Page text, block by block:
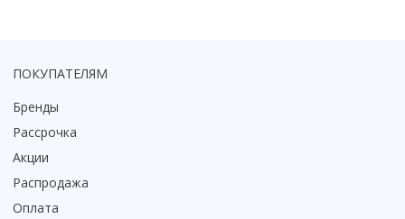
ПОКУПАТЕЛЯМ
Бренды
Рассрочка
Акции
Распродажа
Оплата